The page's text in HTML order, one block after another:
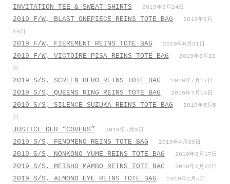
INVITATION TEE & SWEAT SHIRTS
2019年9月24日
2019 F/W, BLAST ONEPIECE REINS TOTE BAG
2019年9月
18日
2019 F/W, FIEREMENT REINS TOTE BAG 2019年8月31日
2019 F/W, VICTOIRE PISA REINS TOTE BAG
2019年8月20
日
2019 S/S, SCREEN HERO REINS TOTE BAG 2019年7月17日
2019 S/S, QUEENS RING REINS TOTE BAG 2019年7月14日
2019 S/S, SILENCE SUZUKA REINS TOTE BAG
2019年5月5
日
JUSTICE DER “COVERS” 2019年5月3日
2019 S/S, FENOMENO REINS TOTE BAG 2019年4月30日
2019 S/S, NONKONO YUME REINS TOTE BAG 2019年3月17日
2019 S/S, MEISHO MAMBO REINS TOTE BAG 2019年2月22日
2019 S/S, ALMOND EYE REINS TOTE BAG 2019年2月5日